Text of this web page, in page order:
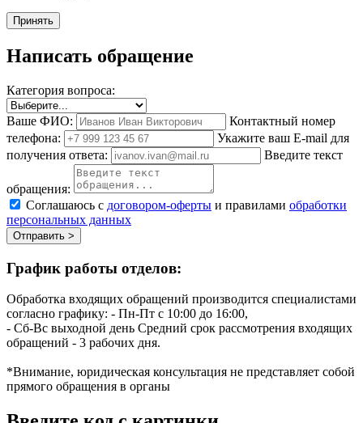
Принять
Написать обращение
Категория вопроса:
Ваше ФИО:
Контактный номер
телефона:
Укажите ваш E-mail для
получения ответа:
Введите текст
обращения:
Соглашаюсь с договором-оферты и правилами обработки
персональных данных
Отправить >
График работы отделов:
Обработка входящих обращений производится специалистами
согласно графику: - Пн-Пт с 10:00 до 16:00,
- Сб-Вс выходной день Средний срок рассмотрения входящих
обращений - 3 рабочих дня.
*Внимание, юридическая консультация не представляет собой
прямого обращения в органы